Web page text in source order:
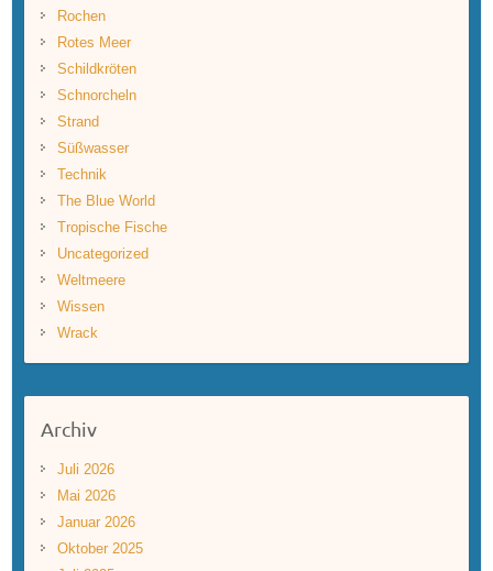
Rochen
Rotes Meer
Schildkröten
Schnorcheln
Strand
Süßwasser
Technik
The Blue World
Tropische Fische
Uncategorized
Weltmeere
Wissen
Wrack
Archiv
Juli 2026
Mai 2026
Januar 2026
Oktober 2025